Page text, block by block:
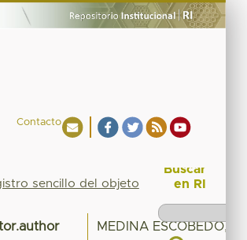
Contacto
sencillo del objeto
MEDINA ESCOBEDO,
Buscar
en RI